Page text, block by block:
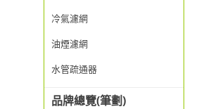
冷氣濾網
油煙濾網
水管疏通器
品牌總覽(筆劃)